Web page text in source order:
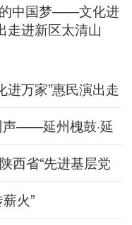
中国梦——文化进
走进新区太清山
万家”惠民演出走
声——延州槐鼓·延
西省“先进基层党
火”